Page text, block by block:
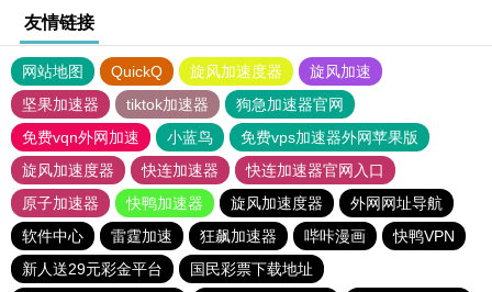
友情链接
网站地图 QuickQ 旋风加速度器
旋风加速
坚果加速器
tiktok加速器
狗急加速器官网
免费vqn外网加速
小蓝鸟
免费vps加速器外网苹果版
旋风加速度器
快连加速器
快连加速器官网入口
原子加速器
快鸭加速器 旋风加速度器
外网网址导航
软件中心
雷霆加速 狂飙加速器 哔咔漫画
快鸭VPN
新人送29元彩金平台
国民彩票下载地址